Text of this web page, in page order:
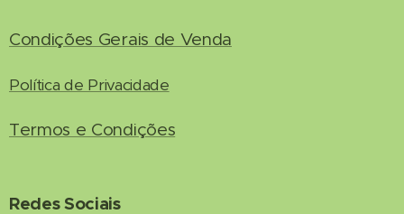
Condições Gerais de Venda
Política de Privacidade
Termos e Condições
Redes Sociais